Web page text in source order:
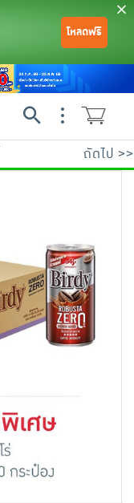
โหลดฟรี
ถัดไป >>